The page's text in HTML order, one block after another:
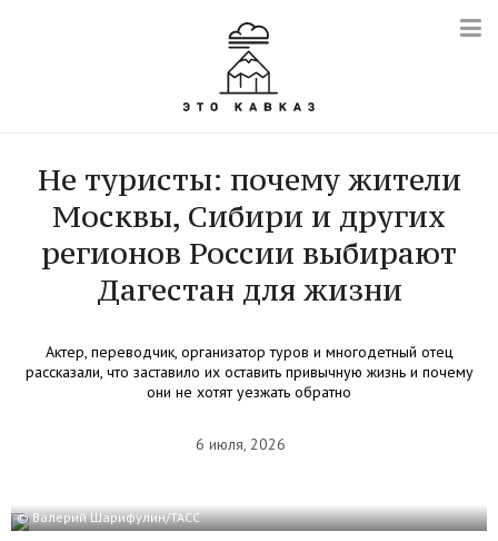
Не туристы: почему жители
Москвы, Сибири и других
регионов России выбирают
Дагестан для жизни
Актер, переводчик, организатор туров и многодетный отец
рассказали, что заставило их оставить привычную жизнь и почему
они не хотят уезжать обратно
6 июля, 2026
© Валерий Шарифулин/ТАСС